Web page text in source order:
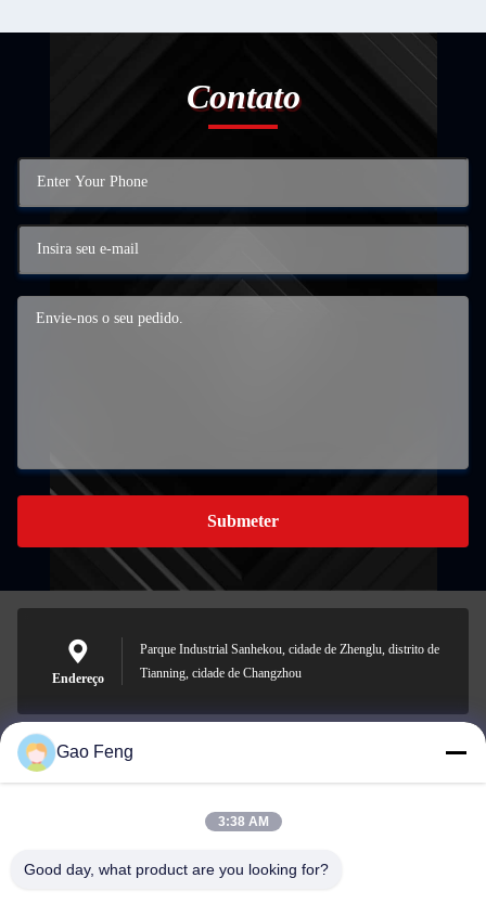
Contato
Submeter
Endereço
Parque Industrial Sanhekou, cidade de Zhenglu, distrito de
Tianning, cidade de Changzhou
suli@sulidry.com
Gao Feng
3:38 AM
Good day, what product are you looking for?